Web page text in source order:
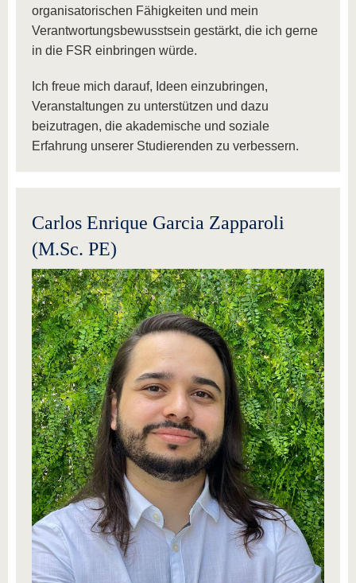
organisatorischen Fähigkeiten und mein
Verantwortungsbewusstsein gestärkt, die ich gerne
in die FSR einbringen würde.
Ich freue mich darauf, Ideen einzubringen,
Veranstaltungen zu unterstützen und dazu
beizutragen, die akademische und soziale
Erfahrung unserer Studierenden zu verbessern.
Carlos Enrique Garcia Zapparoli
(M.Sc. PE)